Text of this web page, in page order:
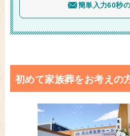
簡単入力60秒
初めて家族葬をお考えの